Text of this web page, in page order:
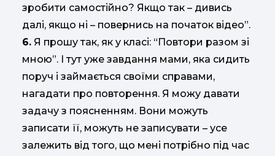
зробити самостійно? Якщо так – дивись
далі, якщо ні – повернись на початок відео”.
6. Я прошу так, як у класі: “Повтори разом зі
мною”. І тут уже завдання мами, яка сидить
поруч і займається своїми справами,
нагадати про повторення. Я можу давати
задачу з поясненням. Вони можуть
записати її, можуть не записувати – усе
залежить від того, що мені потрібно під час